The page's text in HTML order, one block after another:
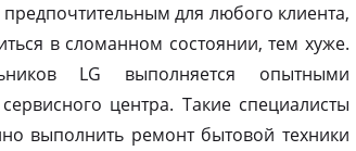
для любого клиента,
в сломанном состоянии, тем хуже.
LG выполняется опытными
центра. Такие специалисты
выполнить ремонт бытовой техники